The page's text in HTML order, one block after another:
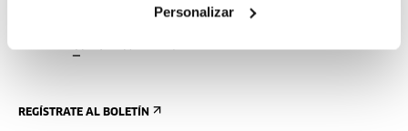
Personalizar
REGÍSTRATE AL BOLETÍN